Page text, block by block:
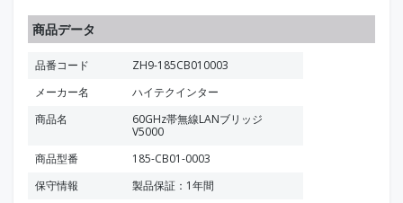
商品データ
品番コード
ZH9-185CB010003
メーカー名
ハイテクインター
商品名
60GHz帯無線LANブリッジ
V5000
商品型番
185-CB01-0003
保守情報
製品保証：1年間